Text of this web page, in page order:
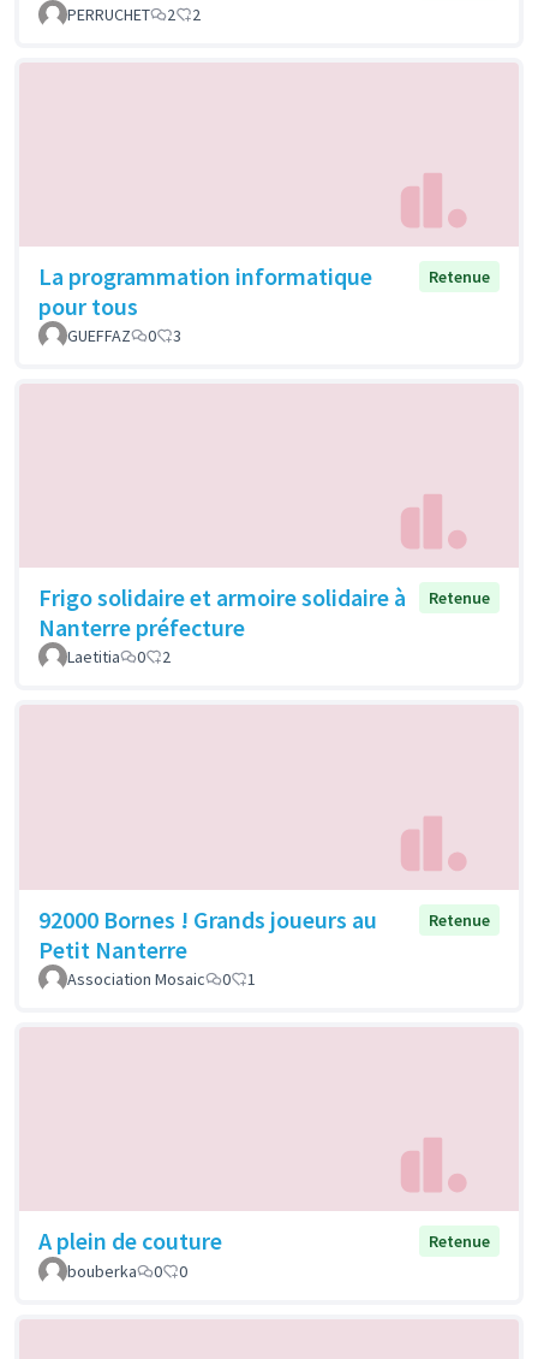
PERRUCHET
2 2
La programmation informatique
pour tous
Retenue
GUEFFAZ 0 3
Frigo solidaire et armoire solidaire à
Nanterre préfecture
Retenue
Laetitia 0 2
92000 Bornes ! Grands joueurs au
Petit Nanterre
Retenue
Association Mosaic 0 1
A plein de couture
Retenue
bouberka
0 0